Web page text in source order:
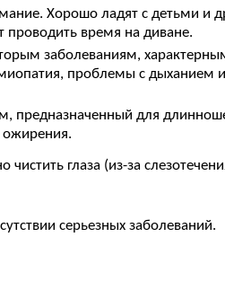
Хорошо ладят с детьми и
время на диване.
заболеваниям,
проблемы с дыханием
предназначенный для
ожирения.
глаза (из-за
серьезных заболеваний.